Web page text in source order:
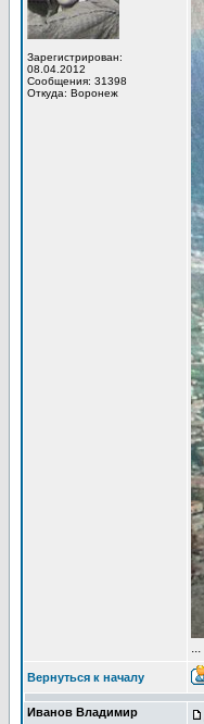
Зарегистрирован:
08.04.2012
Сообщения: 31398
Откуда: Воронеж
...
Вернуться к началу
Иванов Владимир